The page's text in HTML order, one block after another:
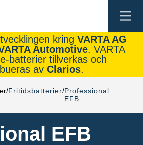
kring VARTA AG
Automotive. VARTA
batterier tillverkas och
av Clarios.
Fritidsbatterier Professional
EFB
EFB